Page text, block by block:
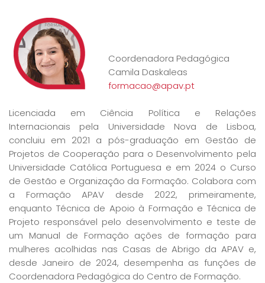
Coordenadora Pedagógica
Camila Daskaleas
formacao@apav.pt
Licenciada em Ciência Política e Relações
Internacionais pela Universidade Nova de Lisboa,
concluiu em 2021 a pós-graduação em Gestão de
Projetos de Cooperação para o Desenvolvimento pela
Universidade Católica Portuguesa e em 2024 o Curso
de Gestão e Organização da Formação. Colabora com
a Formação APAV desde 2022, primeiramente,
enquanto Técnica de Apoio à Formação e Técnica de
Projeto responsável pelo desenvolvimento e teste de
um Manual de Formação ações de formação para
mulheres acolhidas nas Casas de Abrigo da APAV e,
desde Janeiro de 2024, desempenha as funções de
Coordenadora Pedagógica do Centro de Formação.